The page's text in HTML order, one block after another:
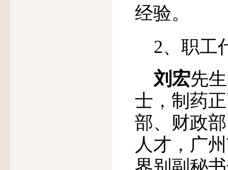
经验。
2、职工
刘宏先
士，制药
部、财政
人才，广